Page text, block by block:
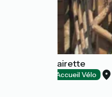
Camping Clairette
Accueil Vélo